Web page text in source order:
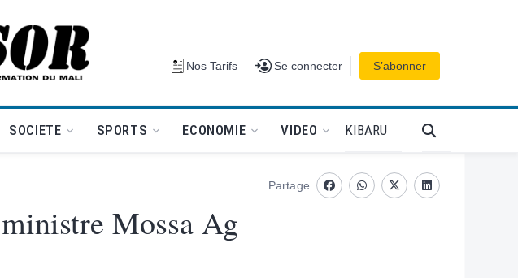
- retour à la une Nos Tarifs Se connecter
Se connecter S’abonner
SOCIETE SPORTS ECONOMIE VIDEO KIBARU
Mossa Ag
Partage
FacebookwhatsappTwitterLinkedin